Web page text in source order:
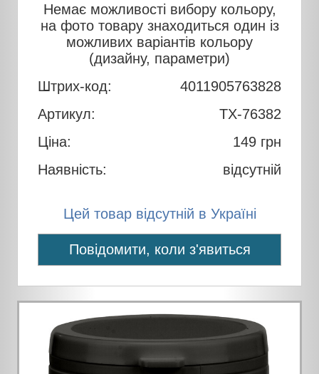
Немає можливості вибору кольору,
на фото товару знаходиться один із
можливих варіантів кольору
(дизайну, параметри)
Штрих-код:
4011905763828
Артикул:
TX-76382
Ціна:
149 грн
Наявність:
відсутній
Цей товар відсутній в Україні
Повідомити, коли з'явиться